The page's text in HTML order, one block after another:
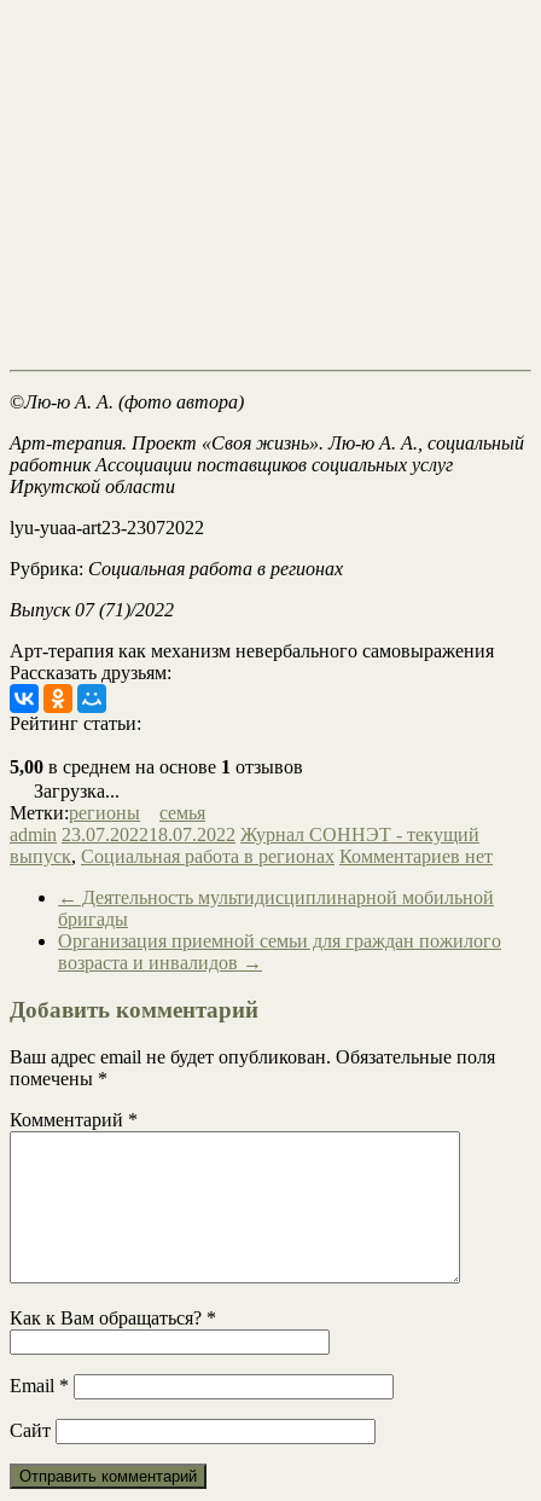
©Лю-ю А. А. (фото автора)
Арт-терапия. Проект «Своя жизнь». Лю-ю А. А., социальный
работник Ассоциации поставщиков социальных услуг
Иркутской области
lyu-yuaa-art23-23072022
Рубрика: Социальная работа в регионах
Выпуск 07 (71)/2022
Арт-терапия как механизм невербального самовыражения
Рассказать друзьям:
Рейтинг статьи:
5,00 в среднем на основе 1 отзывов
Загрузка...
Метки:регионы
семья
admin 23.07.202218.07.2022 Журнал СОННЭТ - текущий
выпуск, Социальная работа в регионах Комментариев нет
← Деятельность мультидисциплинарной мобильной
бригады
Организация приемной семьи для граждан пожилого
возраста и инвалидов →
Добавить комментарий
Ваш адрес email не будет опубликован. Обязательные поля
помечены *
Комментарий *
Как к Вам обращаться? *
Email *
Сайт